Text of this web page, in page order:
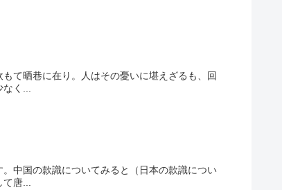
て晒巷に在り。人はその憂いに堪えざるも、回
く...
中国の款識についてみると（日本の款識につい
唐...